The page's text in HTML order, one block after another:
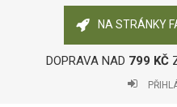
NA STRÁNKY
DOPRAVA NAD 799 KČ